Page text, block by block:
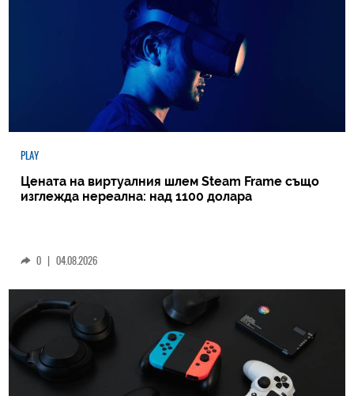
PLAY
Цената на виртуалния шлем Steam Frame също
изглежда нереална: над 1100 долара
0 | 04.08.2026